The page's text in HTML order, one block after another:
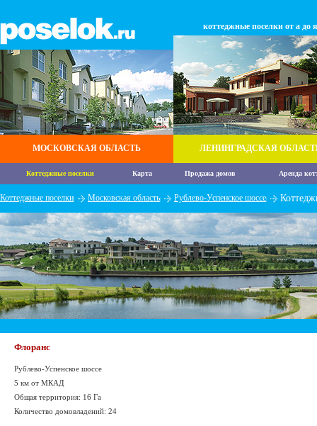
МОСКОВСКАЯ ОБЛАСТЬ
коттеджные поселки от а до я
ЛЕНИНГРАДСКАЯ
Коттеджные поселки Карта Продажа домов Аренда
Коттеджные поселки Московская область Рублево-Успенское шоссе
Флоранс
Рублево-Успенское шоссе
5 км от МКАД
Общая территория: 16 Га
Количество домовладений: 24